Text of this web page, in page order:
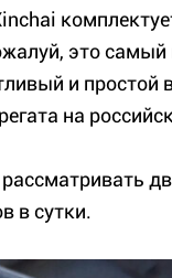
это
и простой
на
в сутки.